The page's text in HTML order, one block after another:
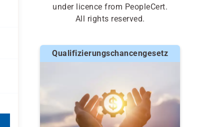
under licence from PeopleCert.
All rights reserved.
Qualifizierungschancengesetz